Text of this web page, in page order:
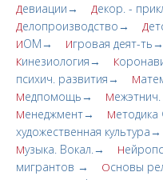
Девиации→ Декор. -
Делопроизводство→ Д
ИОМ→ Игровая деят-ть→
Кинезиология→ К
психич. развития→
М
Медпомощь→ М
Менеджмент→ М
художественная культура→
Музыка. Вокал.→ Н
мигрантов →
Основы